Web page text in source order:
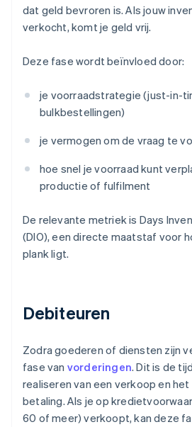
dat geld bevroren is. Als jouw
verkocht, komt je geld vrij.
Deze fase wordt beïnvloed door:
je voorraadstrategie (just-in-
bulkbestellingen)
je vermogen om de vraag te
hoe snel je voorraad kunt
productie of fulfilment
De relevante metriek is Days
(DIO), een directe maatstaf voor
plank ligt.
Debiteuren
Zodra goederen of diensten zijn
fase van vorderingen. Dit is de
realiseren van een verkoop en
betaling. Als je op
60 of meer) verkoopt, kan deze